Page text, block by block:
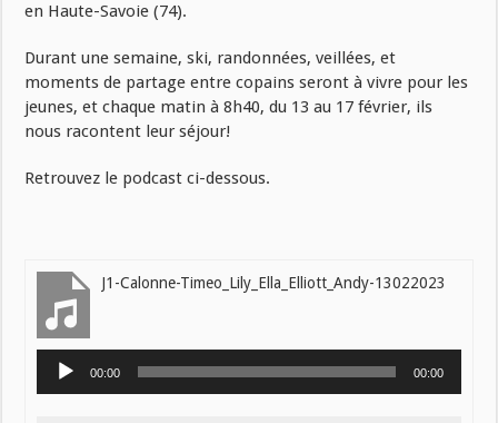
en Haute-Savoie (74).
Durant une semaine, ski, randonnées, veillées, et
moments de partage entre copains seront à vivre pour les
jeunes, et chaque matin à 8h40, du 13 au 17 février, ils
nous racontent leur séjour!
Retrouvez le podcast ci-dessous.
J1-Calonne-Timeo_Lily_Ella_Elliott_Andy-13022023
Lecteur
audio
00:00 00:00